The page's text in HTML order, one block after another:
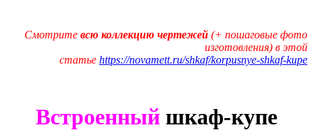
Смотрите всю коллекцию чертежей (+ пошаговые фото
изготовления) в этой
статье https://novamett.ru/shkaf/korpusnye-shkaf-kupe
Встроенный шкаф-купе